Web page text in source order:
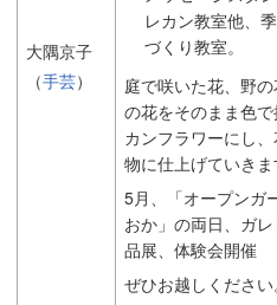
大隅京子
（手芸）
レカン教室他、
づくり教室。
庭で咲いた花、野
の花をそのまま色
カンフラワーにし
物に仕上げていきま
5月、「オープンガ
おか」の両日、ガ
品展、体験会開催
ぜひお越しください